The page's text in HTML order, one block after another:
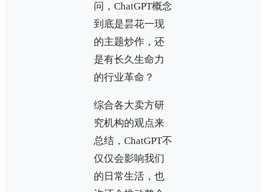
问，ChatGPT概念
到底是昙花一现
的主题炒作，还
是有长久生命力
的行业革命？
综合各大卖方研
究机构的观点来
总结，ChatGPT不
仅仅会影响我们
的日常生活，也